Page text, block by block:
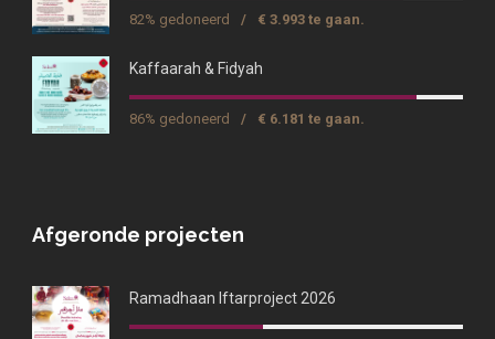
82% gedoneerd / € 3.993 te gaan.
Kaffaarah & Fidyah
86% gedoneerd / € 6.181 te gaan.
Afgeronde projecten
Ramadhaan Iftarproject 2026